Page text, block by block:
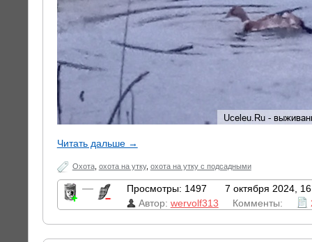
Читать дальше →
Охота, охота на утку, охота на утку с подсадными
— Просмотры: 1497
7 октября 2024,
Автор: wervolf313 Комменты: